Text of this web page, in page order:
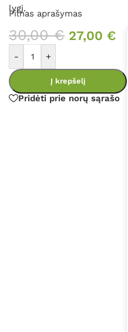
lygį.
Pilnas aprašymas
30,00€ 27,00 €
- +
Į krepšelį
Pridėti prie norų sąrašo